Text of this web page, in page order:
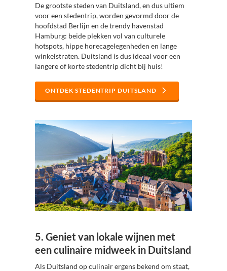
De grootste steden van Duitsland, en dus ultiem
voor een stedentrip, worden gevormd door de
hoofdstad Berlijn en de trendy havenstad
Hamburg: beide plekken vol van culturele
hotspots, hippe horecagelegenheden en lange
winkelstraten. Duitsland is dus ideaal voor een
langere of korte stedentrip dicht bij huis!
ONTDEK STEDENTRIP DUITSLAND
5. Geniet van lokale wijnen met
een culinaire midweek in Duitsland
Als Duitsland op culinair ergens bekend om staat,